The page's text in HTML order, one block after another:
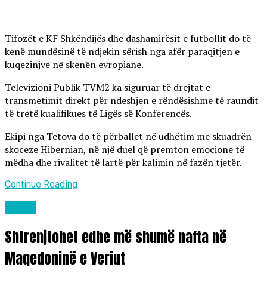
Tifozët e KF Shkëndijës dhe dashamirësit e futbollit do të
kenë mundësinë të ndjekin sërish nga afër paraqitjen e
kuqezinjve në skenën evropiane.
Televizioni Publik TVM2 ka siguruar të drejtat e
transmetimit direkt për ndeshjen e rëndësishme të raundit
të tretë kualifikues të Ligës së Konferencës.
Ekipi nga Tetova do të përballet në udhëtim me skuadrën
skoceze Hibernian, në një duel që premton emocione të
mëdha dhe rivalitet të lartë për kalimin në fazën tjetër.
Continue Reading
Shtrenjtohet edhe më shumë nafta në
Maqedoninë e Veriut